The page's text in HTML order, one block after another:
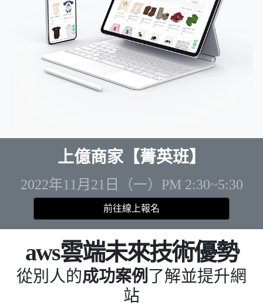
上億商家【菁英班】
2022年11月21日（一）PM 2:30~5:30
前往線上報名
aws雲端未來技術優勢
從別人的成功案例了解並提升網
站